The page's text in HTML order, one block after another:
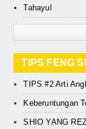
Tahayul
TIPS FENG
TIPS #2 Arti
Keberuntungan
SHIO YANG